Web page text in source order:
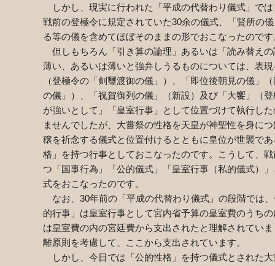
しかし、現実に行われた「平成の代替わり儀式」で
戦前の登極令に規定されていた30余の儀式、「賢所の
る等の儀を含めてほぼそのままの形でおこなったのです
但しもちろん「引き算の論理」あるいは「読み替え
薄い、あるいは薄いと強弁しうるものについては、表
（登極令の「剣璽渡御の儀」）、「即位後朝見の儀」
の儀」）、「祝賀御列の儀」（新設）及び「大饗」（
が強いとして」「皇室行事」として位置づけて執行し
ませんでしたが、大嘗祭の性格を天皇が神聖性を身に
穣を祈念する儀式と位置付けるとともに皇位が世襲で
格」を持つ行事としておこなったのです。こうして、
つ「国事行為」「公的儀式」「皇室行事（私的儀式）
式をおこなったのです。
なお、 30年前の「平成の代替わり儀式」の段階では
的行事」は皇室行事として宮内省予算の皇室費のうち
は皇室費の内の宮廷費から支出されたと理解されてい
離原則を考慮して、ここから支出されています。
しかし、今日では「公的性格」を持つ儀式とされた